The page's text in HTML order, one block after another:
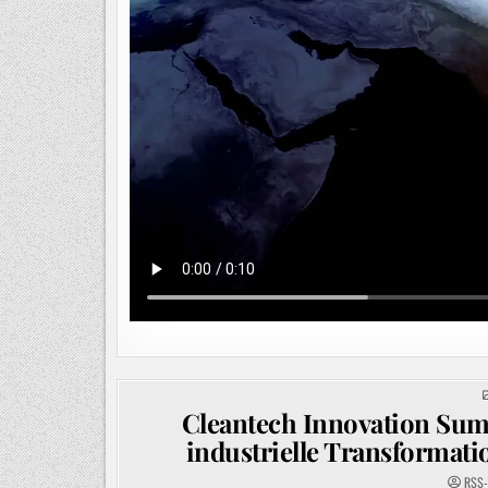
Cleantech Innovation
industrielle